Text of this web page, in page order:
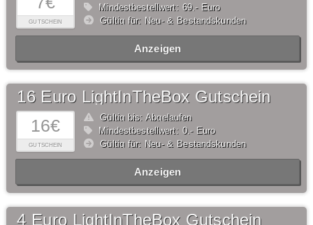
GUTSCHEIN
Mindestbestellwert: 69,- Euro
Gültig für: Neu- & Bestandskunden
Anzeigen
16€
GUTSCHEIN
16 Euro LightInTheBox Gutschein
Gültig bis: Abgelaufen
Mindestbestellwert: 0,- Euro
Gültig für: Neu- & Bestandskunden
Anzeigen
4 Euro LightInTheBox Gutschein